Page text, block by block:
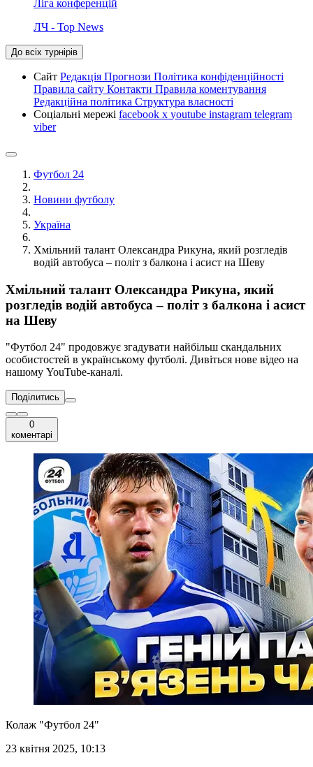
Ліга конференцій
ЛЧ - Top News
До всіх турнірів
Сайт Редакція Прогнози Політика конфіденційності
Правила сайту Контакти Правила коментування
Редакційна політика Структура власності
Соціальні мережі facebook x youtube instagram telegram
viber
Футбол 24
Новини футболу
Україна
Хмільний талант Олександра Рикуна, який розгледів
водій автобуса – політ з балкона і асист на Шеву
Хмільний талант Олександра Рикуна, який
розгледів водій автобуса – політ з балкона і асист
на Шеву
"Футбол 24" продовжує згадувати найбільш скандальних
особистостей в українському футболі. Дивіться нове відео на
нашому YouTube-каналі.
Поділитись
0
коментарі
Колаж "Футбол 24"
23 квітня 2025, 10:13